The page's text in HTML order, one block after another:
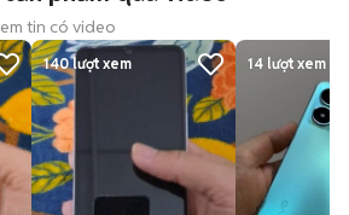
tin có video
140lượt xem 14 lượt xem